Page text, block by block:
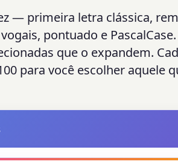
— primeira letra clássica,
pontuado e
que o expandem.
para você escolher aquele